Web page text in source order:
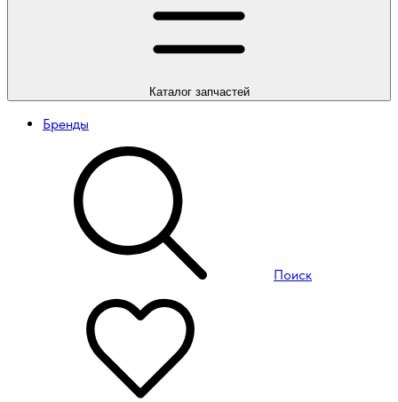
Каталогзапчастей
Бренды
Поиск